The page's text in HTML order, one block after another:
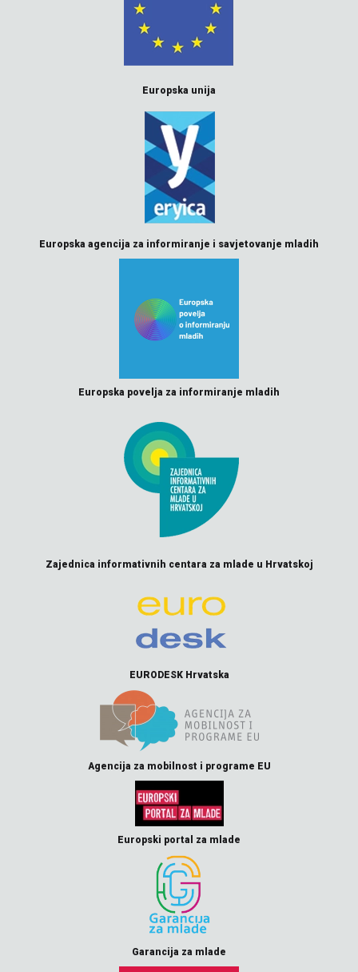
Europska unija
Europska agencija za informiranje i savjetovanje mladih
Europska povelja za informiranje mladih
Zajednica informativnih centara za mlade u Hrvatskoj
EURODESK Hrvatska
Agencija za mobilnost i programe EU
Europski portal za mlade
Garancija za mlade